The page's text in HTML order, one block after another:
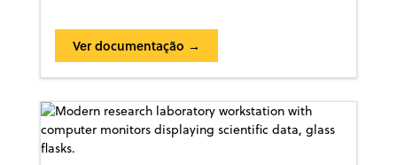
Ver documentação →